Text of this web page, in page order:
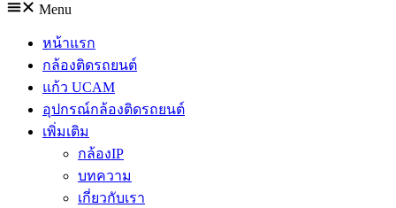
Menu
หน้าแรก
กล้องติดรถยนต์
แก้ว UCAM
อุปกรณ์กล้องติดรถยนต์
เพิ่มเติม
กล้องIP
บทความ
เกี่ยวกับเรา